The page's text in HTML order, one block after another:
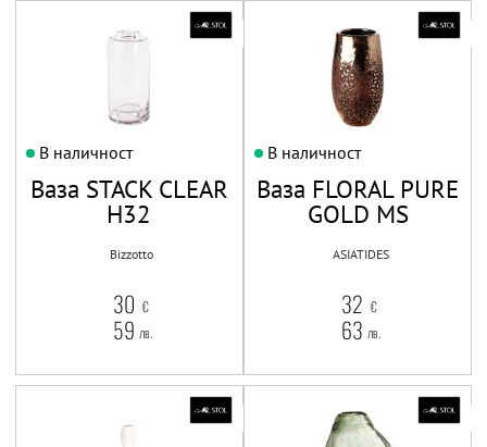
Ваза STACK CLEAR
H32
Bizzotto
30 €
59 лв.
В наличност
Ваза FLORAL PURE
GOLD MS
ASIATIDES
32 €
63 лв.
В наличност